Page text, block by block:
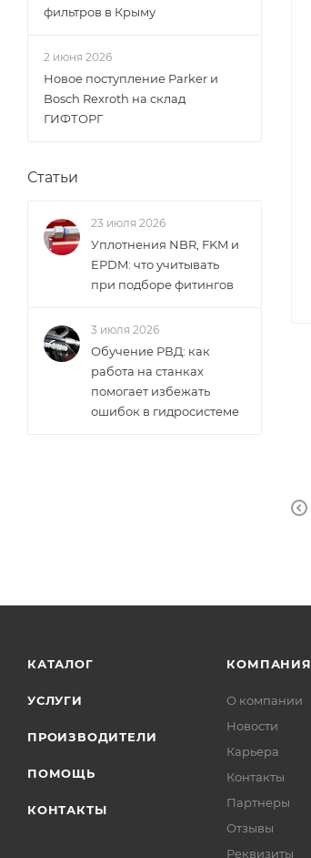
фильтров в Крыму
2 июня 2026
Новое поступление Parker и
Bosch Rexroth на склад
ГИФТОРГ
Статьи
23 июля 2026
Уплотнения NBR, FKM и
EPDM: что учитывать
при подборе фитингов
3 июля 2026
Обучение РВД: как
работа на станках
помогает избежать
ошибок в гидросистеме
КАТАЛОГ
УСЛУГИ
ПРОИЗВОДИТЕЛИ
ПОМОЩЬ
КОНТАКТЫ
КОМПАНИЯ
О компании
Новости
Карьера
Контакты
Партнеры
Отзывы
Реквизиты